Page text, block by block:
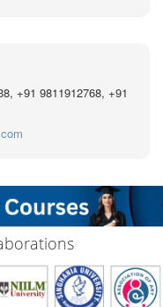
+91 9811912768, +91